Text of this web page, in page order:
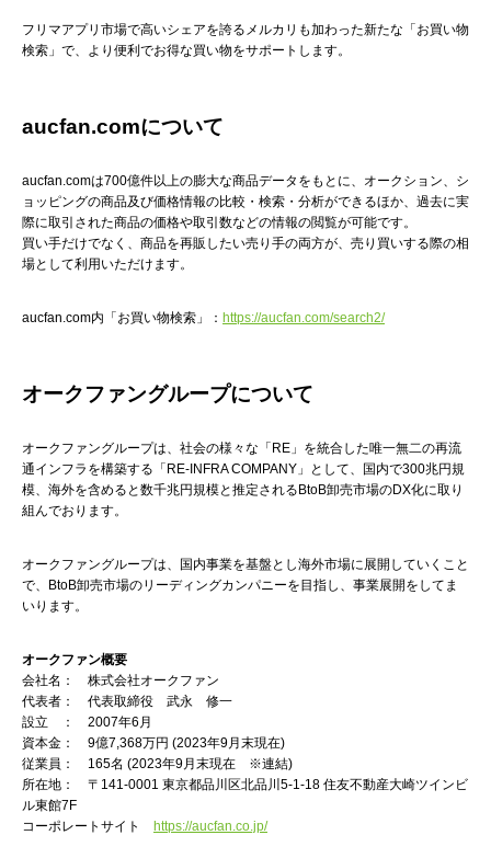
フリマアプリ市場で高いシェアを誇るメルカリも加わった新たな「お買い物
検索」で、より便利でお得な買い物をサポートします。
aucfan.comについて
aucfan.comは700億件以上の膨大な商品データをもとに、オークション、シ
ョッピングの商品及び価格情報の比較・検索・分析ができるほか、過去に実
際に取引された商品の価格や取引数などの情報の閲覧が可能です。
買い手だけでなく、商品を再販したい売り手の両方が、売り買いする際の相
場として利用いただけます。
aucfan.com内「お買い物検索」： https://aucfan.com/search2/
オークファングループについて
オークファングループは、社会の様々な「RE」を統合した唯一無二の再流
通インフラを構築する「RE-INFRA COMPANY」として、国内で300兆円規
模、海外を含めると数千兆円規模と推定されるBtoB卸売市場のDX化に取り
組んでおります。
オークファングループは、国内事業を基盤とし海外市場に展開していくこと
で、BtoB卸売市場のリーディングカンパニーを目指し、事業展開をしてま
いります。
オークファン概要
会社名： 株式会社オークファン
代表者： 代表取締役 武永 修一
設立 ： 2007年6月
資本金： 9億7,368万円 (2023年9月末現在)
従業員： 165名 (2023年9月末現在 ※連結)
所在地： 〒141-0001 東京都品川区北品川5-1-18 住友不動産大崎ツインビ
ル東館7F
コーポレートサイト
https://aucfan.co.jp/